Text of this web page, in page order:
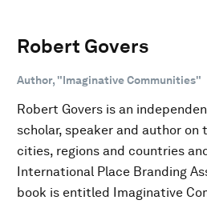
Robert Govers
Author, "Imaginative Communities"
Robert Govers is an
scholar, speaker and author
cities, regions and countries
International Place Branding
book is entitled Imaginative